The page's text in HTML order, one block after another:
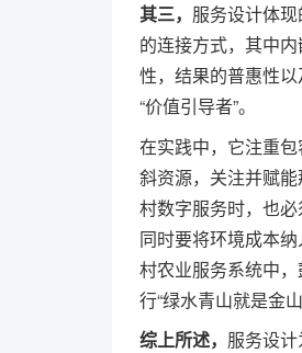
其三， 服务设计体
的连接方式，其中内
性，结果的普惠性
“价值引导者”。
在实践中，它注重
斜资源，关注并赋
村数字服务时，也
同时要将环境成本
村农业服务系统中
行“绿水青山就是金
综上所述， 服务设